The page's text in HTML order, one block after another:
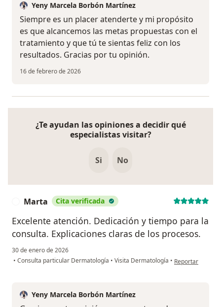
Yeny Marcela Borbón Martínez
Siempre es un placer atenderte y mi propósito
es que alcancemos las metas propuestas con el
tratamiento y que tú te sientas feliz con los
resultados. Gracias por tu opinión.
16 de febrero de 2026
¿Te ayudan las opiniones a decidir qué
especialistas visitar?
Si No
Marta Cita verificada
Excelente atención. Dedicación y tiempo para la
consulta. Explicaciones claras de los procesos.
30 de enero de 2026
• Consulta particular Dermatología • Visita Dermatología • en opinión del
Reportar
Yeny Marcela Borbón Martínez